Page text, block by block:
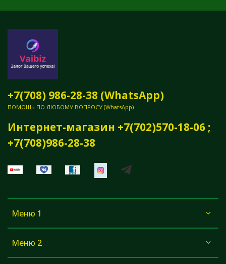
Меню 1
Меню 2
+7(708) 986-28-38 (WhatsApp)
ПОМОЩЬ ПО ЛЮБОМУ ВОПРОСУ (WhatsApp)
Интернет-магазин +7(702)570-18-06 ;
+7(708)986-28-38